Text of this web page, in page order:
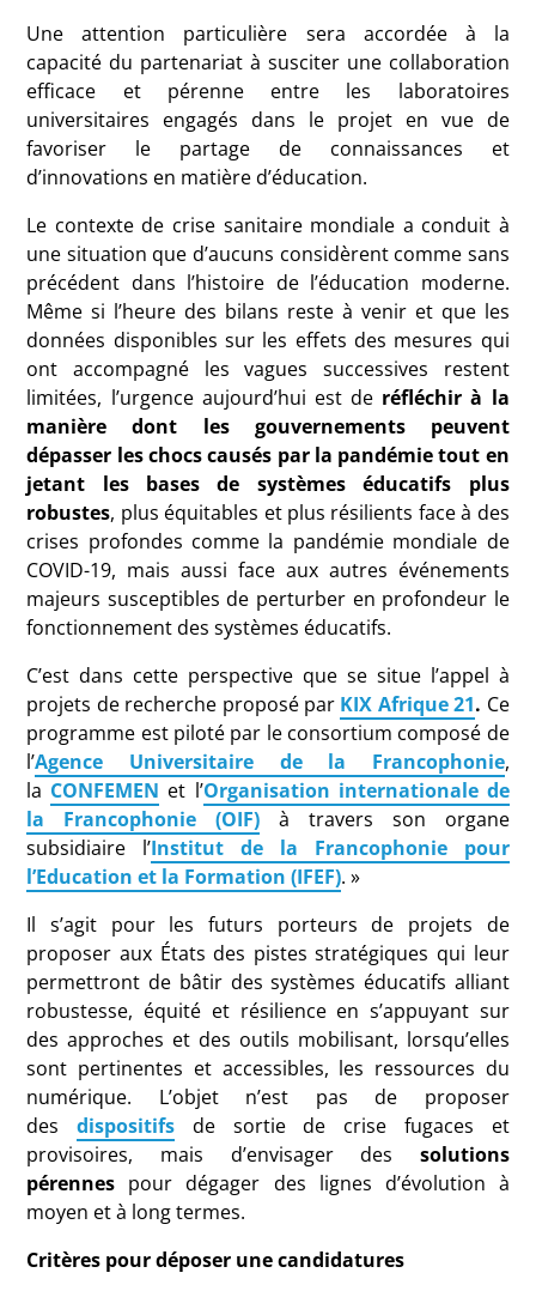
Une attention particulière sera accordée à la
capacité du partenariat à susciter une collaboration
efficace et pérenne entre les laboratoires
universitaires engagés dans le projet en vue de
favoriser le partage de connaissances et
d’innovations en matière d’éducation.
Le contexte de crise sanitaire mondiale a conduit à
une situation que d’aucuns considèrent comme sans
précédent dans l’histoire de l’éducation moderne.
Même si l’heure des bilans reste à venir et que les
données disponibles sur les effets des mesures qui
ont accompagné les vagues successives restent
limitées, l’urgence aujourd’hui est de réfléchir à la
manière dont les gouvernements peuvent
dépasser les chocs causés par la pandémie tout en
jetant les bases de systèmes éducatifs plus
robustes, plus équitables et plus résilients face à des
crises profondes comme la pandémie mondiale de
COVID-19, mais aussi face aux autres événements
majeurs susceptibles de perturber en profondeur le
fonctionnement des systèmes éducatifs.
C’est dans cette perspective que se situe l’appel à
projets de recherche proposé par KIX Afrique 21. Ce
programme est piloté par le consortium composé de
l’Agence Universitaire de la Francophonie,
la CONFEMEN et l’Organisation internationale de
la Francophonie (OIF) à travers son organe
subsidiaire l’Institut de la Francophonie pour
l’Education et la Formation (IFEF). »
Il s’agit pour les futurs porteurs de projets de
proposer aux États des pistes stratégiques qui leur
permettront de bâtir des systèmes éducatifs alliant
robustesse, équité et résilience en s’appuyant sur
des approches et des outils mobilisant, lorsqu’elles
sont pertinentes et accessibles, les ressources du
numérique. L’objet n’est pas de proposer
des
dispositifs
de sortie de crise fugaces et
provisoires, mais d’envisager des solutions
pérennes pour dégager des lignes d’évolution à
moyen et à long termes.
Critères pour déposer une candidatures